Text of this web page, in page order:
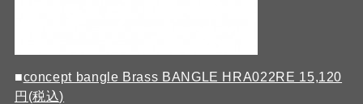
■concept bangle Brass BANGLE HRA022RE 15,120
円(税込)